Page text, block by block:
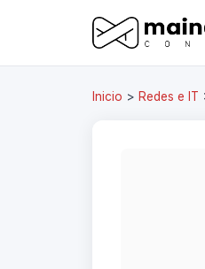
Inicio > Redes e IT